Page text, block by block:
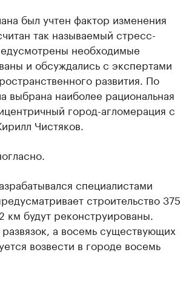
был учтен фактор изменения
так называемый стресс-
необходимые
и обсуждались с экспертами
развития. По
выбрана наиболее рациональная
город-агломерация с
Чистяков.
специалистами
строительство 375
будут реконструированы.
а восемь существующих
возвести в городе восемь